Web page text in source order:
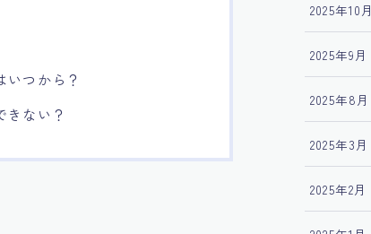
いつから？
きない？
2025年10月
2025年9月
2025年8月
2025年3月
2025年2月